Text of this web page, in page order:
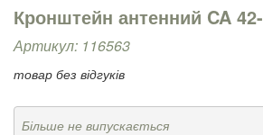
Кронштейн антенний CA
Артикул: 116563
товар без відгуків
Більше не випускається